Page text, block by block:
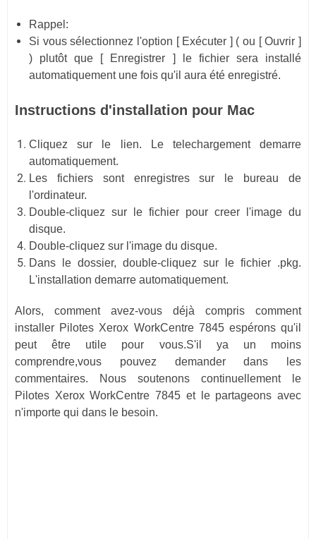
Rappel:
Si vous sélectionnez l'option [ Exécuter ] ( ou [ Ouvrir ]
) plutôt que [ Enregistrer ] le fichier sera installé
automatiquement une fois qu'il aura été enregistré.
Instructions d'installation pour Mac
Cliquez sur le lien. Le telechargement demarre
automatiquement.
Les fichiers sont enregistres sur le bureau de
l'ordinateur.
Double-cliquez sur le fichier pour creer l'image du
disque.
Double-cliquez sur l'image du disque.
Dans le dossier, double-cliquez sur le fichier .pkg.
L'installation demarre automatiquement.
Alors, comment avez-vous déjà compris comment
installer Pilotes Xerox WorkCentre 7845 espérons qu'il
peut être utile pour vous.S'il ya un moins
comprendre,vous pouvez demander dans les
commentaires. Nous soutenons continuellement le
Pilotes Xerox WorkCentre 7845 et le partageons avec
n'importe qui dans le besoin.